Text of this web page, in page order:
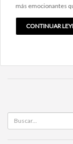
más emocionantes
CONTINUAR